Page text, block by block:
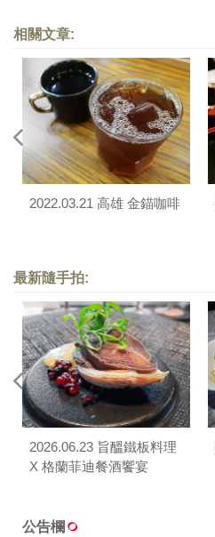
相關文章:
2022.03.21 高雄 金錨咖啡
最新隨手拍:
2026.06.23 旨醞鐵板料理
X 格蘭菲迪餐酒饗宴
公告欄